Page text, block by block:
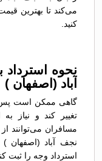
می‌کند تا بهترین
کنید.
نحوه
آباد (اصفهان )
گاهی ممکن است پس
تغییر کند و نیاز به
مسافران می‌توانند
نجف آباد
استرداد وجه را ثبت